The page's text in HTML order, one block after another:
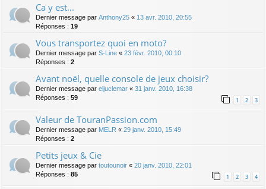
Ca y est...
Dernier message par Anthony25 « 13 avr. 2010, 20:55
Réponses : 19
Vous transportez quoi en moto?
Dernier message par S-Line « 23 févr. 2010, 00:10
Réponses : 2
Avant noël, quelle console de jeux choisir?
Dernier message par eljuclemar « 31 janv. 2010, 16:38
Réponses : 59 1 2 3
Valeur de TouranPassion.com
Dernier message par MELR « 29 janv. 2010, 15:49
Réponses : 2
Petits jeux & Cie
Dernier message par toutounoir « 20 janv. 2010, 22:01
Réponses : 85 1 2 3 4